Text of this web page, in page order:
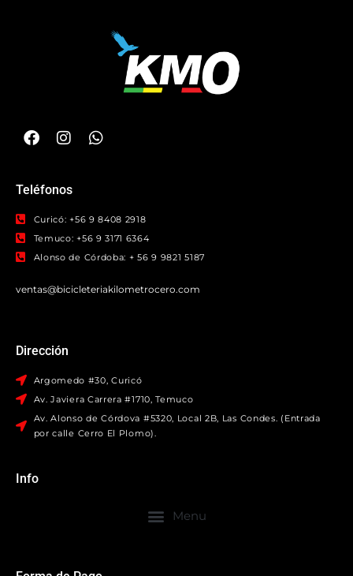
Teléfonos
Curicó: +56 9 8408 2918
Temuco: +56 9 3171 6364
Alonso de Córdoba: + 56 9 9821 5187
ventas@bicicleteriakilometrocero.com
Dirección
Argomedo #30, Curicó
Av. Javiera Carrera #1710, Temuco
Av. Alonso de Córdova #5320, Local 2B, Las Condes. (Entrada
por calle Cerro El Plomo).
Info